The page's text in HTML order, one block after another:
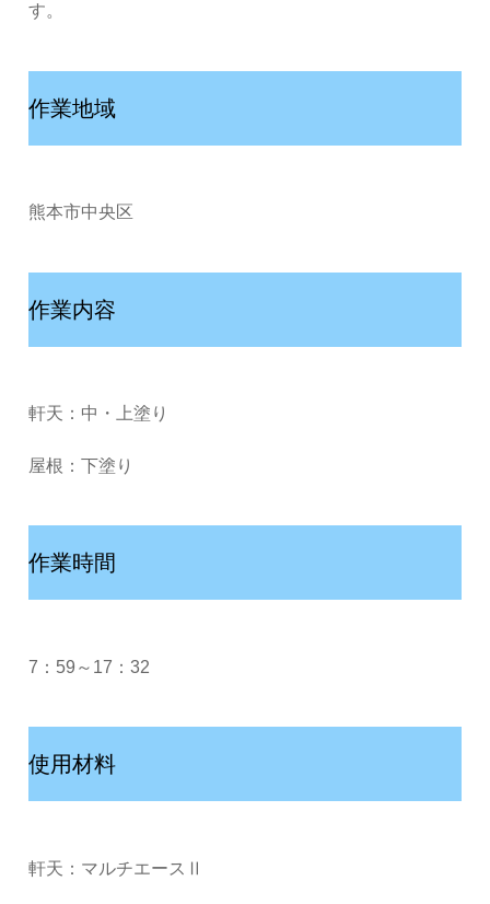
す。
作業地域
熊本市中央区
作業内容
軒天：中・上塗り
屋根：下塗り
作業時間
7：59～17：32
使用材料
軒天：マルチエースⅡ